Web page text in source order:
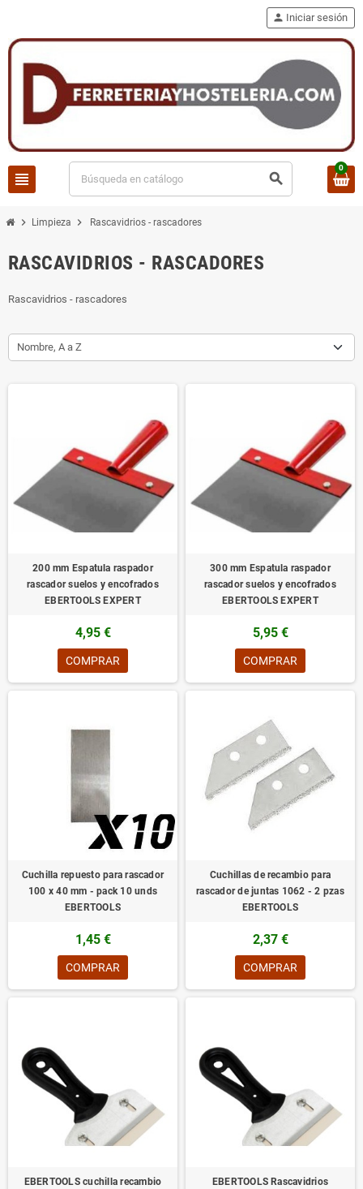
view_headline search
person Iniciar sesión
0
chevron_right Limpieza chevron_right Rascavidrios - rascadores
RASCAVIDRIOS - RASCADORES
Rascavidrios - rascadores
Nombre, A a Z
200 mm Espatula raspador
rascador suelos y encofrados
EBERTOOLS EXPERT
4,95 €
COMPRAR
300 mm Espatula raspador
rascador suelos y encofrados
EBERTOOLS EXPERT
5,95 €
COMPRAR
Cuchilla repuesto para rascador
100 x 40 mm - pack 10 unds
EBERTOOLS
1,45 €
COMPRAR
Cuchillas de recambio para
rascador de juntas 1062 - 2 pzas
EBERTOOLS
2,37 €
COMPRAR
EBERTOOLS cuchilla recambio
EBERTOOLS Rascavidrios